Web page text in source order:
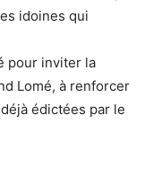
idoines qui
pour inviter la
Lomé, à renforcer
édictées par le